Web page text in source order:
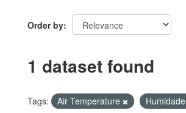
Order by
1 dataset found
Tags: Air Temperature